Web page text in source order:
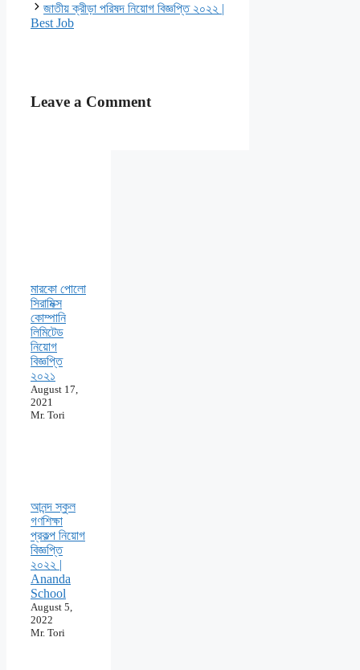
জাতীয় ক্রীড়া পরিষদ নিয়োগ বিজ্ঞপ্তি ২০২২ |
Best Job
Leave a Comment
মারকো পোলো
সিরামিক্স
কোম্পানি
লিমিটেড
নিয়োগ
বিজ্ঞপ্তি
২০২১
August 17,
2021
Mr. Tori
আনন্দ স্কুল
গণশিক্ষা
প্রকল্প নিয়োগ
বিজ্ঞপ্তি
২০২২ |
Ananda
School
August 5,
2022
Mr. Tori